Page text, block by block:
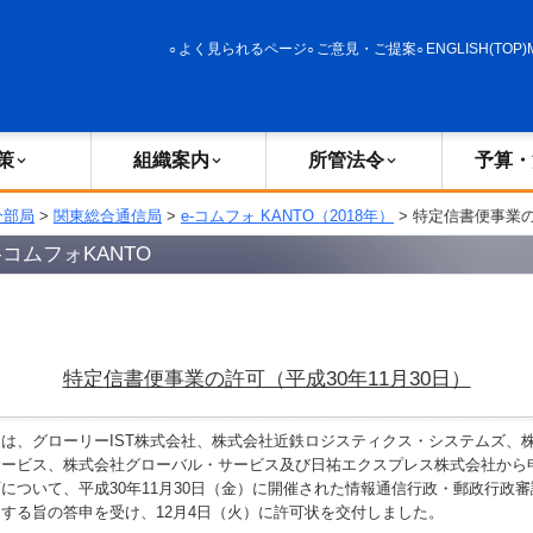
よく見られるページ ご意見・ご提案 ENGLISH(TOP)
組織案内 所管法令 予算
局 > 関東総合通信局 > e-コムフォ KANTO（2018年） > 特定信書便事業
ムフォKANTO
特定信書便事業の許可（平成30年11月30日）
グローリーIST株式会社、株式会社近鉄ロジスティクス・システムズ、
ビス、株式会社グローバル・サービス及び日祐エクスプレス株式会社から
ついて、平成30年11月30日（金）に開催された情報通信行政・郵政行政
る旨の答申を受け、12月4日（火）に許可状を交付しました。